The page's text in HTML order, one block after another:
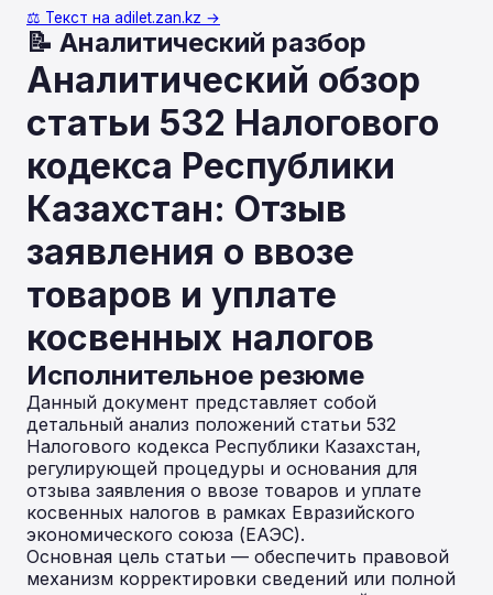
⚖️ Текст на adilet.zan.kz →
📝 Аналитический разбор
Аналитический обзор
статьи 532 Налогового
кодекса Республики
Казахстан: Отзыв
заявления о ввозе
товаров и уплате
косвенных налогов
Исполнительное резюме
Данный документ представляет собой
детальный анализ положений статьи 532
Налогового кодекса Республики Казахстан,
регулирующей процедуры и основания для
отзыва заявления о ввозе товаров и уплате
косвенных налогов в рамках Евразийского
экономического союза (ЕАЭС).
Основная цель статьи — обеспечить правовой
механизм корректировки сведений или полной